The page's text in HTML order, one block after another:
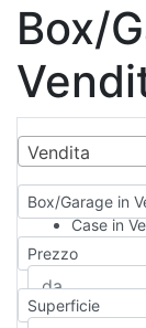
Box/
Vendita
Box/Garage in
Case in
Qualsiasi
Casa
Casa
Prezzo
Superficie